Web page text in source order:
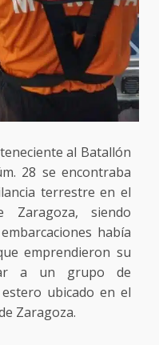
al Batallón
28 se encontraba
terrestre en el
Zaragoza, siendo
había
emprendieron su
a un grupo de
ubicado en el
Zaragoza.